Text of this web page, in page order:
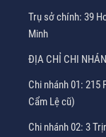
Trụ sở chính: 39
Minh
ĐỊA CHỈ CHI
Chi nhánh 01: 215
Cẩm Lệ cũ)
Chi nhánh 02: 3